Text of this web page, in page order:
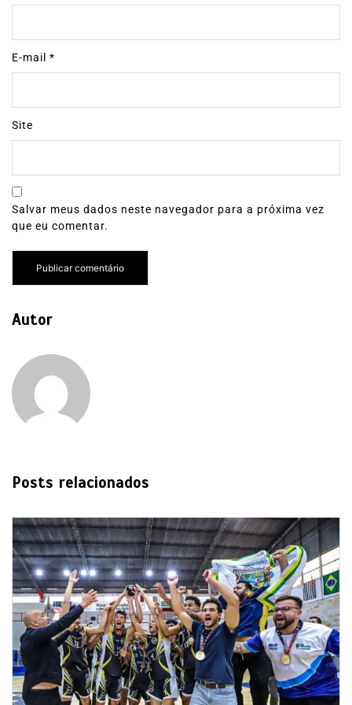
E-mail *
Site
Salvar meus dados neste navegador para a próxima vez
que eu comentar.
Autor
Posts relacionados